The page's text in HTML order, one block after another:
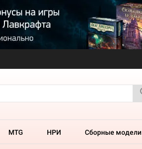
MTG НРИ Сборные модели